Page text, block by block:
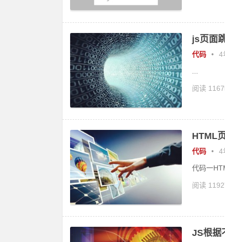
js页面
代码 • 4
阅读
HTML
代码 • 4
代码一
阅读
JS根据